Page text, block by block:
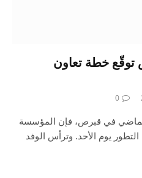
توقّع خطة تعاون
0
في قبرص، فإن المؤسسة
يوم الأحد. وترأس الوفد